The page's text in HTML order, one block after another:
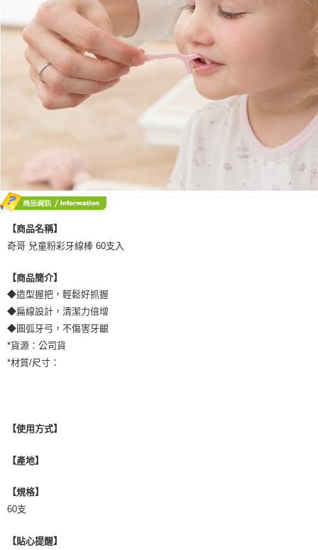
【商品名稱】
奇哥 兒童粉彩牙線棒 60支入
【商品簡介】
◆造型握把，輕鬆好抓握
◆扁線設計，清潔力倍增
◆圓弧牙弓，不傷害牙齦
*貨源：公司貨
*材質/尺寸：
【使用方式】
【產地】
【規格】
60支
【貼心提醒】